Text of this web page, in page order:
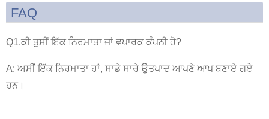
FAQ
Q1.ਕੀ ਤੁਸੀਂ ਇੱਕ ਨਿਰਮਾਤਾ ਜਾਂ ਵਪਾਰਕ ਕੰਪਨੀ ਹੋ?
A: ਅਸੀਂ ਇੱਕ ਨਿਰਮਾਤਾ ਹਾਂ, ਸਾਡੇ ਸਾਰੇ ਉਤਪਾਦ ਆਪਣੇ ਆਪ ਬਣਾਏ ਗਏ
ਹਨ।